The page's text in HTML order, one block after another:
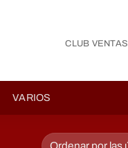
CLUB VENTAS
VARIOS